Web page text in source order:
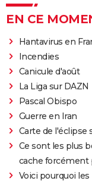
EN CE
Hantavirus en
Incendies
Canicule d'août
La Liga sur DAZN
Pascal Obispo
Guerre en Iran
Carte de l'éclipse
Ce sont les plus
cache forcément
Voici pourquoi